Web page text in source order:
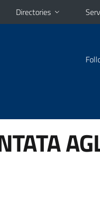
Directories